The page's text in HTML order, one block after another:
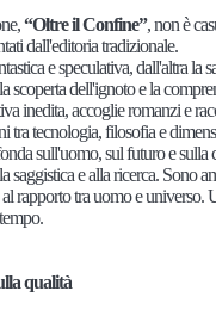
“Oltre il Confine”, non è
dall'editoria tradizionale.
e speculativa, dall'altra
scoperta dell'ignoto e la
inedita, accoglie romanzi e
tra tecnologia, filosofia e
sull'uomo, sul futuro e sulla
saggistica e alla ricerca. Sono
rapporto tra uomo e
qualità